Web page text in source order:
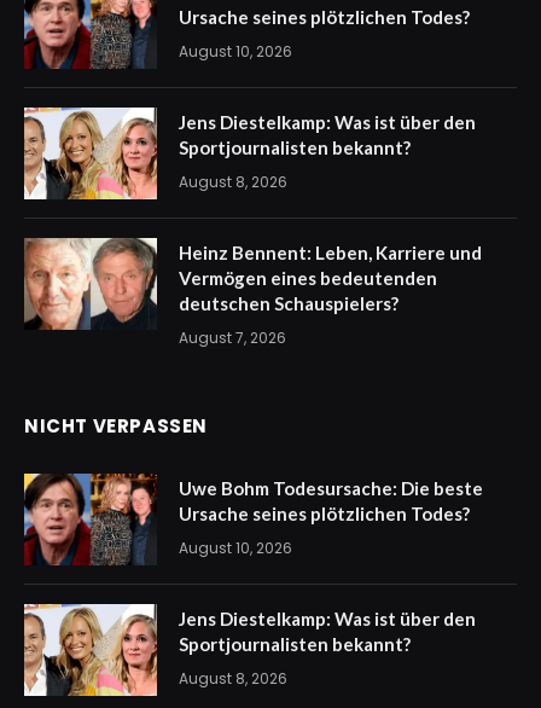
Ursache seines plötzlichen Todes?
August 10, 2026
Jens Diestelkamp: Was ist über den
Sportjournalisten bekannt?
August 8, 2026
Heinz Bennent: Leben, Karriere und
Vermögen eines bedeutenden
deutschen Schauspielers?
August 7, 2026
NICHT VERPASSEN
Uwe Bohm Todesursache: Die beste
Ursache seines plötzlichen Todes?
August 10, 2026
Jens Diestelkamp: Was ist über den
Sportjournalisten bekannt?
August 8, 2026